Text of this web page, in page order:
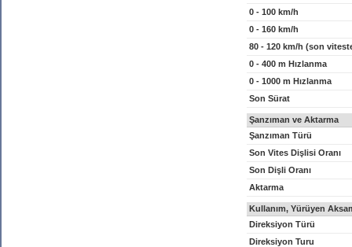
0 - 100 km/h
0 - 160 km/h
80 - 120 km/h (son
0 - 400 m Hızlanma
0 - 1000 m Hızlanma
Son Sürat
Şanzıman ve Aktarma
Şanzıman Türü
Son Vites Dişlisi Oranı
Son Dişli Oranı
Aktarma
Kullanım, Yürüyen
Direksiyon Türü
Direksiyon Turu